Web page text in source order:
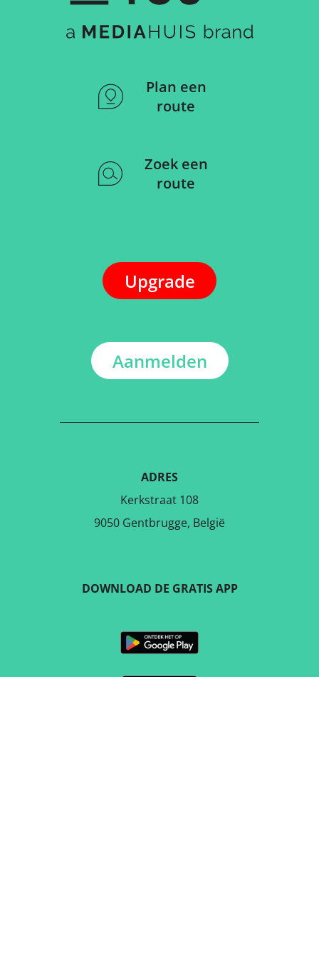
Plan een
route
Zoek een
route
Upgrade
Aanmelden
ADRES
Kerkstraat 108
9050 Gentbrugge, België
DOWNLOAD DE GRATIS APP